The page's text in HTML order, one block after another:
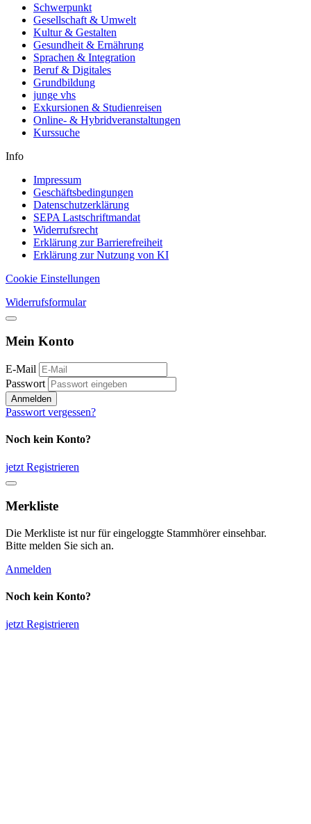
Schwerpunkt
Gesellschaft & Umwelt
Kultur & Gestalten
Gesundheit & Ernährung
Sprachen & Integration
Beruf & Digitales
Grundbildung
junge vhs
Exkursionen & Studienreisen
Online- & Hybridveranstaltungen
Kurssuche
Info
Impressum
Geschäftsbedingungen
Datenschutzerklärung
SEPA Lastschriftmandat
Widerrufsrecht
Erklärung zur Barrierefreiheit
Erklärung zur Nutzung von KI
Cookie Einstellungen
Widerrufsformular
Mein Konto
E-Mail
Passwort
Anmelden
Passwort vergessen?
Noch kein Konto?
jetzt Registrieren
Merkliste
Die Merkliste ist nur für eingeloggte Stammhörer einsehbar.
Bitte melden Sie sich an.
Anmelden
Noch kein Konto?
jetzt Registrieren